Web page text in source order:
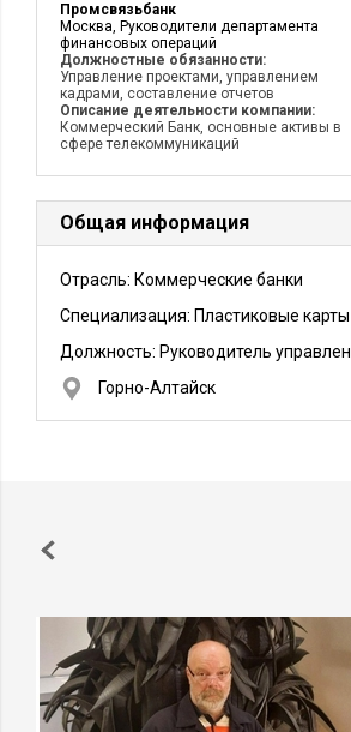
Промсвязьбанк
Москва, Руководители департамента
финансовых операций
Должностные обязанности:
Управление проектами, управлением
кадрами, составление отчетов
Описание деятельности компании:
Коммерческий Банк, основные активы в
сфере телекоммуникаций
Общая информация
Отрасль: Коммерческие банки
Специализация: Пластиковые карты
Должность: Руководитель
Горно-Алтайск